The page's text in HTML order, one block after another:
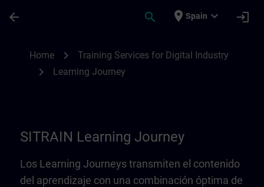
arrow_back search place Spain expand_more login
Home chevron_right Training Services for Digital Industry
chevron_right Learning Journey
SITRAIN Learning Journey
Los Learning Journeys transmiten el contenido
del aprendizaje con una combinación óptima de